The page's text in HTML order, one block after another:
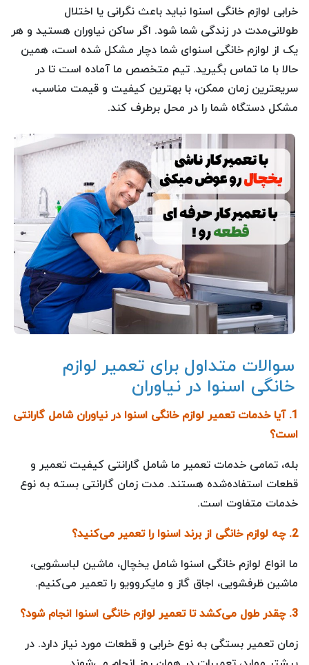
خرابی لوازم خانگی اسنوا نباید باعث نگرانی یا اختلال
طولانی‌مدت در زندگی شما شود. اگر ساکن نیاوران هستید و هر
یک از لوازم خانگی اسنوای شما دچار مشکل شده است، همین
حالا با ما تماس بگیرید. تیم متخصص ما آماده است تا در
سریعترین زمان ممکن، با بهترین کیفیت و قیمت مناسب،
مشکل دستگاه شما را در محل برطرف کند.
سوالات متداول برای تعمیر لوازم
خانگی اسنوا در نیاوران
1. آیا خدمات تعمیر لوازم خانگی اسنوا در نیاوران شامل گارانتی
است؟
بله، تمامی خدمات تعمیر ما شامل گارانتی کیفیت تعمیر و
قطعات استفاده‌شده هستند. مدت زمان گارانتی بسته به نوع
خدمات متفاوت است.
2. چه لوازم خانگی از برند اسنوا را تعمیر می‌کنید؟
ما انواع لوازم خانگی اسنوا شامل یخچال، ماشین لباسشویی،
ماشین ظرفشویی، اجاق گاز و مایکروویو را تعمیر می‌کنیم.
3. چقدر طول می‌کشد تا تعمیر لوازم خانگی اسنوا انجام شود؟
زمان تعمیر بستگی به نوع خرابی و قطعات مورد نیاز دارد. در